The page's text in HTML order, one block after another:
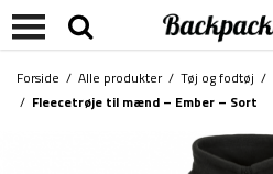
Forside / Alle produkter/ Tøj og fodtøj /
/ Fleecetrøje til mænd – Ember – Sort